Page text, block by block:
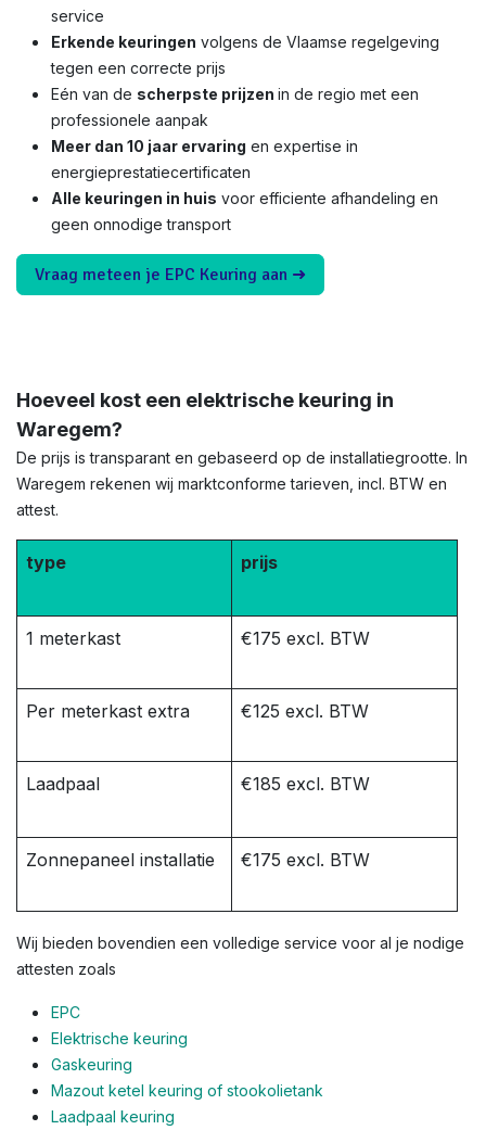
service
Erkende keuringen volgens de Vlaamse regelgeving
tegen een correcte prijs
Eén van de scherpste prijzen in de regio met een
professionele aanpak
Meer dan 10 jaar ervaring en expertise in
energieprestatiecertificaten
Alle keuringen in huis voor efficiente afhandeling en
geen onnodige transport
Vraag meteen je EPC Keuring aan ➜
Hoeveel kost een elektrische keuring in
Waregem?
De prijs is transparant en gebaseerd op de installatiegrootte. In
Waregem rekenen wij marktconforme tarieven, incl. BTW en
attest.
type prijs
1 meterkast €175 excl. BTW
Per meterkast extra €125 excl. BTW
Laadpaal €185 excl. BTW
Zonnepaneel installatie €175 excl. BTW
Wij bieden bovendien een volledige service voor al je nodige
attesten zoals
EPC
Elektrische keuring
Gaskeuring
Mazout ketel keuring of stookolietank
Laadpaal keuring